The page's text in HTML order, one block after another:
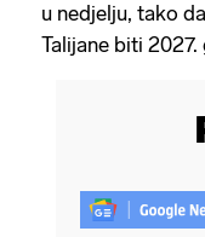
u nedjelju, tako
Talijane biti 2027.